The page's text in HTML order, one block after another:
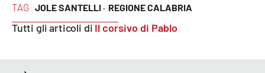
TAG JOLE SANTELLI · REGIONE CALABRIA
Tutti gli articoli di Il corsivo di Pablo